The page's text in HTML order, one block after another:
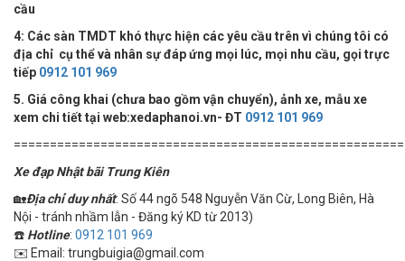
cầu
4: Các sàn TMDT khó thực hiện các yêu cầu trên vì chúng tôi có
địa chỉ cụ thể và nhân sự đáp ứng mọi lúc, mọi nhu cầu, gọi trực
tiếp 0912 101 969
5. Giá công khai (chưa bao gồm vận chuyển), ảnh xe, mẫu xe
xem chi tiết tại web:xedaphanoi.vn- ĐT 0912 101 969
Xe đạp Nhật bãi Trung Kiên
🏡Địa chỉ duy nhất: Số 44 ngõ 548 Nguyễn Văn Cừ, Long Biên, Hà
Nội - tránh nhầm lẫn - Đăng ký KD từ 2013)
☎️ Hotline: 0912 101 969
✉️ Email: trungbuigia@gmail.com